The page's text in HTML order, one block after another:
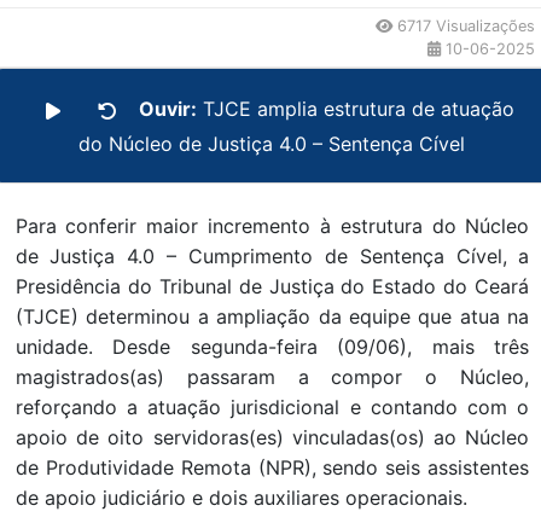
6717 Visualizações
10-06-2025
Ouvir: TJCE amplia estrutura de atuação
do Núcleo de Justiça 4.0 – Sentença Cível
Para conferir maior incremento à estrutura do Núcleo
de Justiça 4.0 – Cumprimento de Sentença Cível, a
Presidência do Tribunal de Justiça do Estado do Ceará
(TJCE) determinou a ampliação da equipe que atua na
unidade. Desde segunda-feira (09/06), mais três
magistrados(as) passaram a compor o Núcleo,
reforçando a atuação jurisdicional e contando com o
apoio de oito servidoras(es) vinculadas(os) ao Núcleo
de Produtividade Remota (NPR), sendo seis assistentes
de apoio judiciário e dois auxiliares operacionais.